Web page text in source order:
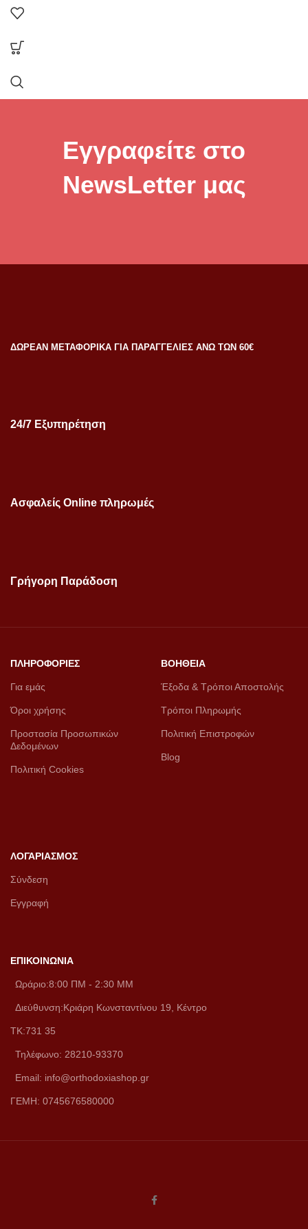
Εγγραφείτε στο
NewsLetter μας
ΔΩΡΕΑΝ ΜΕΤΑΦΟΡΙΚΑ ΓΙΑ ΠΑΡΑΓΓΕΛΙΕΣ ΑΝΩ ΤΩΝ 60€
24/7 Εξυπηρέτηση
Ασφαλείς Online πληρωμές
Γρήγορη Παράδοση
ΠΛΗΡΟΦΟΡΙΕΣ
Για εμάς
Όροι χρήσης
Προστασία Προσωπικών
Δεδομένων
Πολιτική Cookies
ΒΟΗΘΕΙΑ
Έξοδα & Τρόποι Αποστολής
Τρόποι Πληρωμής
Πολιτική Επιστροφών
Blog
ΛΟΓΑΡΙΑΣΜΟΣ
Σύνδεση
Εγγραφή
ΕΠΙΚΟΙΝΩΝΙΑ
Ωράριο:8:00 ΠM - 2:30 MM
Διεύθυνση:Κριάρη Κωνσταντίνου 19, Κέντρο
ΤΚ:731 35
Τηλέφωνο: 28210-93370
Email: info@orthodoxiashop.gr
ΓΕΜH: 0745676580000